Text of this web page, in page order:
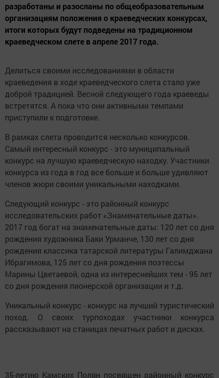
разработаны и разосланы по общеобразовательным
организациям положения о краеведческих конкурсах,
итоги которых будут подведены на традиционном
краеведческом слете в апреле 2017 года.
Делиться своими исследованиями в области
краеведения в ходе краеведческого слета стало уже
доброй традицией. Весной следующего года краеведы
встретятся. А пока что они активными темпами
приступили к подготовке.
В рамках слета проводится несколько конкурсов.
Самый интересный конкурс - это муниципальный
конкурс на лучшую краеведческую находку. Участники
конкурса из года в год все больше и больше удивляют
членов жюри своими уникальными находками.
Следующий конкурс - это районный конкурс
исследовательских работ «Знаменательные даты».
2017 год богат на знаменательные даты: 120 лет со дня
рождения художника Баки Урманче, 130 лет со дня
рождения классика татарской литературы Галимджана
Ибрагимова, 125 лет со дня рождения поэтессы
Марины Цветаевой, одна из интереснейших тем - 95 лет
со дня рождения пионерской организации и т.д.
Уникальный конкурс - конкурс на лучший туристический
поход. О своих турпоходах участники конкурса
рассказывают на станицах печатных работ и дисках.
35-летию Камских Полян посвящен районный конкурс